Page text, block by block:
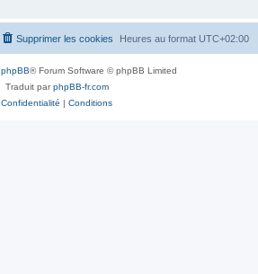
Heures au format UTC+02:00
Supprimer les cookies
phpBB® Forum Software © phpBB Limited
Traduit parphpBB-fr.com
Confidentialité | Conditions